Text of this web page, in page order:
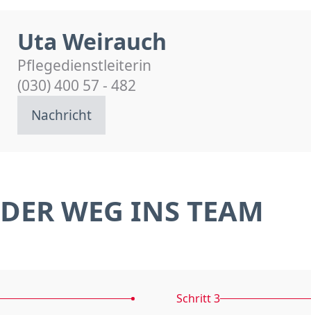
Uta Weirauch
Pflegedienstleiterin
(030) 400 57 - 482
Nachricht
DER WEG INS TEAM
Schritt 3